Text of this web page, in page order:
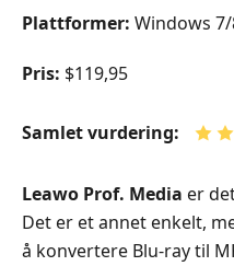
Plattformer: Windows
Pris: $119,95
Samlet vurdering:
Leawo Prof. Media er
Det er et annet enkelt,
å konvertere Blu-ray til